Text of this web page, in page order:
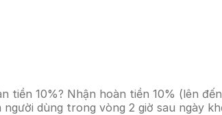
tiền 10%? Nhận hoàn tiền 10% (lên
dùng trong vòng 2 giờ sau ngày